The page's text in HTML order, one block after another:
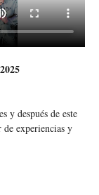
y después de este
experiencias y